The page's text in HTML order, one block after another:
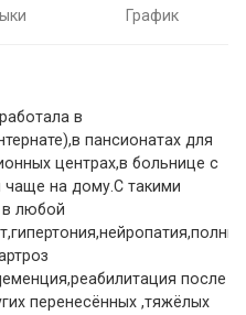
График
в
пансионатах для
центрах,в больнице с
на дому.С такими
в любой
после
перенесённых ,тяжёлых